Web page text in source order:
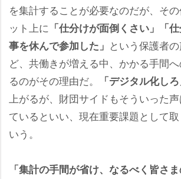
を集計することが必要なのだが、そ
ット上に 「仕分けが面倒くさい」「
事を休んで参加した」 という保護者
ど、共働きが増える中、かかる手間
るのがその理由だ。
「デジタル化しろ
上がるが、財団サイドもそういった
ているといい、現在重要課題として
いう。
「集計の手間が省け、なるべく皆さ